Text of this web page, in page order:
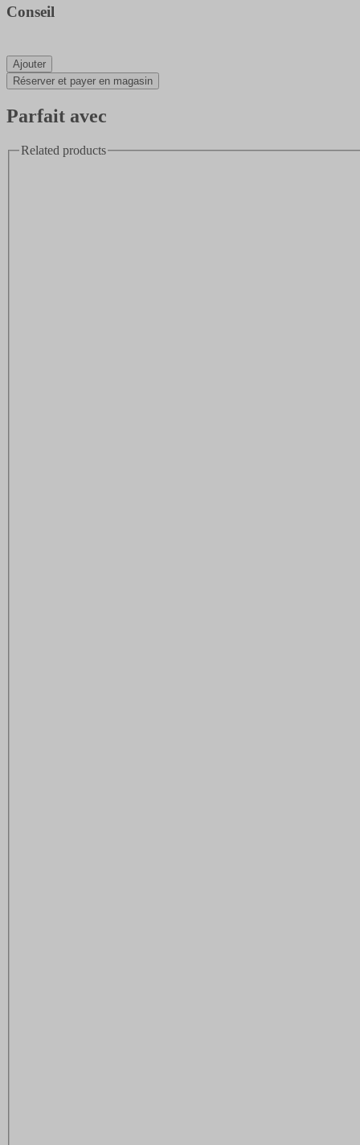
Conseil
Ajouter
Réserver et payer en magasin
Parfait avec
Related products